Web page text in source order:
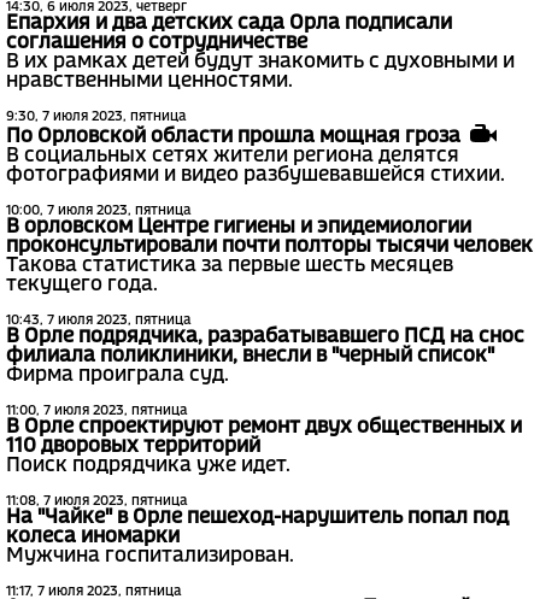
14:30, 6 июля 2023, четверг
Епархия и два детских сада Орла подписали
соглашения о сотрудничестве
В их рамках детей будут знакомить с духовными и
нравственными ценностями.
9:30, 7 июля 2023, пятница
По Орловской области прошла мощная гроза
В социальных сетях жители региона делятся
фотографиями и видео разбушевавшейся стихии.
10:00, 7 июля 2023, пятница
В орловском Центре гигиены и эпидемиологии
проконсультировали почти полторы тысячи человек
Такова статистика за первые шесть месяцев
текущего года.
10:43, 7 июля 2023, пятница
В Орле подрядчика, разрабатывавшего ПСД на снос
филиала поликлиники, внесли в "черный список"
Фирма проиграла суд.
11:00, 7 июля 2023, пятница
В Орле спроектируют ремонт двух общественных и
110 дворовых территорий
Поиск подрядчика уже идет.
11:08, 7 июля 2023, пятница
На "Чайке" в Орле пешеход-нарушитель попал под
колеса иномарки
Мужчина госпитализирован.
11:17, 7 июля 2023, пятница